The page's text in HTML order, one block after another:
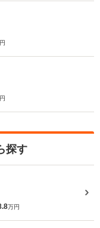
探す
万円